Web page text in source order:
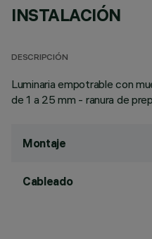
INSTALACIÓN
DESCRIPCIÓN
Luminaria empotrable con
de 1 a 25 mm - ranura de
Montaje
Cableado